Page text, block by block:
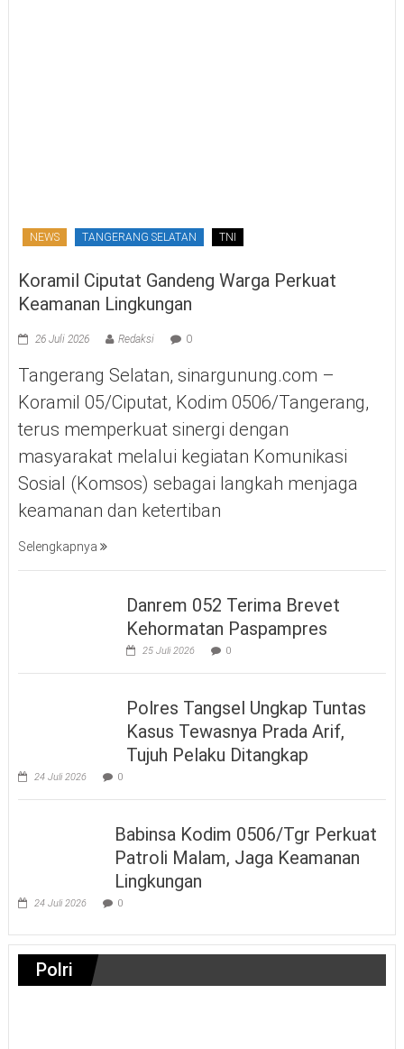
NEWS TANGERANG SELATAN TNI
Koramil Ciputat Gandeng Warga Perkuat
Keamanan Lingkungan
26 Juli 2026 Redaksi 0
Tangerang Selatan, sinargunung.com –
Koramil 05/Ciputat, Kodim 0506/Tangerang,
terus memperkuat sinergi dengan
masyarakat melalui kegiatan Komunikasi
Sosial (Komsos) sebagai langkah menjaga
keamanan dan ketertiban
Selengkapnya
Danrem 052 Terima Brevet
Kehormatan Paspampres
25 Juli 2026 0
Polres Tangsel Ungkap Tuntas
Kasus Tewasnya Prada Arif,
Tujuh Pelaku Ditangkap
24 Juli 2026 0
Babinsa Kodim 0506/Tgr Perkuat
Patroli Malam, Jaga Keamanan
Lingkungan
24 Juli 2026 0
Polri